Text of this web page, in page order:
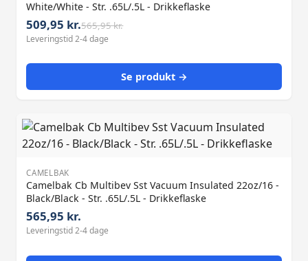
White/White - Str. .65L/.5L - Drikkeflaske
509,95 kr.565,95 kr.
Leveringstid 2-4 dage
Se produkt →
CAMELBAK
Camelbak Cb Multibev Sst Vacuum Insulated 22oz/16 -
Black/Black - Str. .65L/.5L - Drikkeflaske
565,95 kr.
Leveringstid 2-4 dage